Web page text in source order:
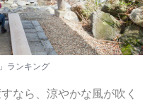
ランキング
なら、涼やかな風が吹く